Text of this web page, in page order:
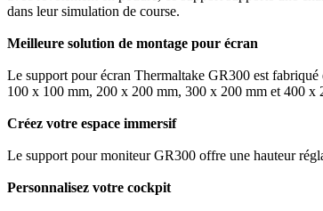
dans leur simulation de course.
Meilleure solution de montage pour écran
Le support pour écran Thermaltake GR300 est
100 x 100 mm, 200 x 200 mm, 300 x 200 mm et 400 x
Créez votre espace immersif
Le support pour moniteur GR300 offre une hauteur
Personnalisez votre cockpit